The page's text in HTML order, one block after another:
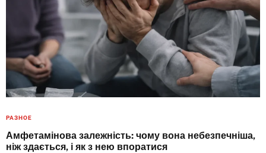
РАЗНОЕ
Амфетамінова залежність: чому вона небезпечніша,
ніж здається, і як з нею впоратися